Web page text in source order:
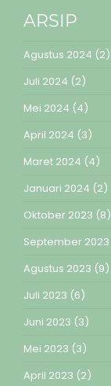
ARSIP
Agustus 2024 (2)
Juli 2024 (2)
Mei 2024 (4)
April 2024 (3)
Maret 2024 (4)
Januari 2024 (2)
Oktober 2023 (8)
September 2023
Agustus 2023 (9)
Juli 2023 (6)
Juni 2023 (3)
Mei 2023 (3)
April 2023 (2)